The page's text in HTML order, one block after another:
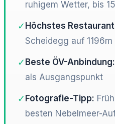
ruhigem Wetter, bis
✓ Höchstes
Scheidegg auf 1196m
✓ Beste ÖV-Anbindung:
als Ausgangspunkt
✓ Fotografie-Tipp:
besten Nebelmeer-